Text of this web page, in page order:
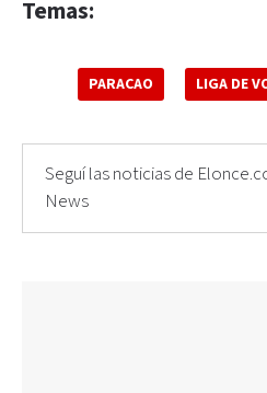
Temas:
PARACAO LIGA DE
Seguí las noticias de
News